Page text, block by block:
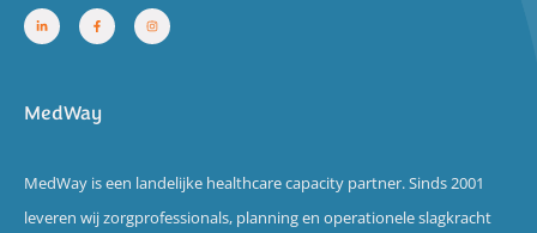
MedWay
MedWay is een landelijke healthcare capacity partner. Sinds 2001
leveren wij zorgprofessionals, planning en operationele slagkracht